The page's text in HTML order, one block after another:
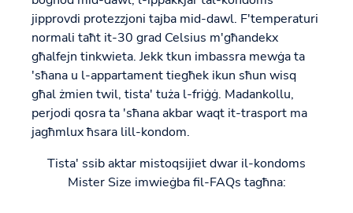
jipprovdi protezzjoni tajba mid-dawl. F'temperaturi
normali taħt it-30 grad Celsius m'għandekx
għalfejn tinkwieta. Jekk tkun imbassra mewġa ta
'sħana u l-appartament tiegħek ikun sħun wisq
għal żmien twil, tista' tuża l-friġġ. Madankollu,
perjodi qosra ta 'sħana akbar waqt it-trasport ma
jagħmlux ħsara lill-kondom.
Tista' ssib aktar mistoqsijiet dwar il-kondoms
Mister Size imwieġba fil-FAQs tagħna: